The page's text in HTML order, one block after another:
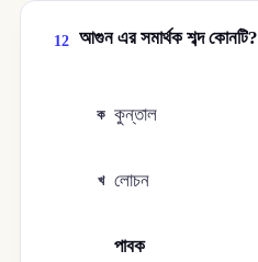
12 আগুন এর সমার্থক শব্দ কোনটি?
ক কুন্তাল
খ লোচন
পাবক